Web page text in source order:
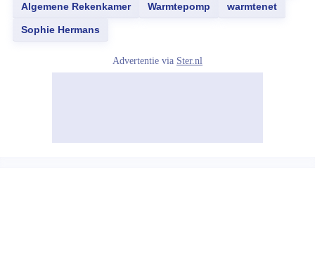
Algemene Rekenkamer Warmtepomp warmtenet
Sophie Hermans
Advertentie via Ster.nl